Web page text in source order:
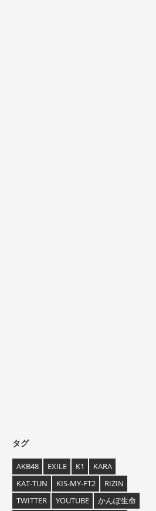
タグ
AKB48 EXILE K1
KARA
KAT-TUN
KIS-MY-FT2
RIZIN
TWITTER
YOUTUBE
かんぽ生命